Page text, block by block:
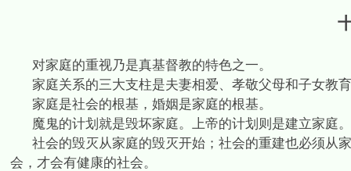
对家庭的重视乃是真基督教的特色之一。
家庭关系的三大支柱是夫妻相爱、孝敬父母和子女教
家庭是社会的根基，婚姻是家庭的根基。
魔鬼的计划就是毁坏家庭。上帝的计划则是建立家庭。
社会的毁灭从家庭的毁灭开始；社会的重建也必须从
会，才会有健康的社会。